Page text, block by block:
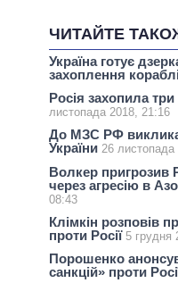
ЧИТАЙТЕ
Україна готує
захоплення
Росія захопила
листопада 2018, 21:16
До МЗС РФ
України 26 листопада
Волкер пригрозив
через агресію в
08:43
Клімкін розповів
проти Росії 5 грудня
Порошенко
санкцій» проти